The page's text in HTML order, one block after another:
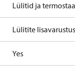
Lülitid ja
Lülitite lisavarustus
Yes